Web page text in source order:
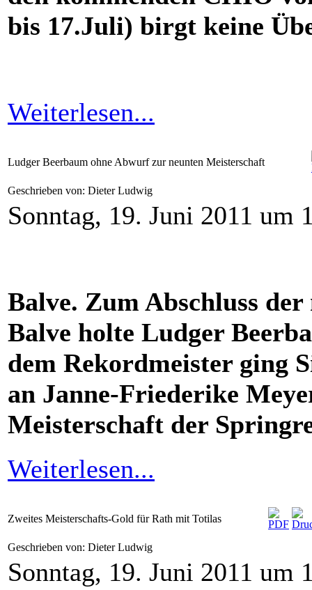
bis 17.Juli) birgt keine
Weiterlesen...
Ludger Beerbaum ohne Abwurf zur neunten Meisterschaft
Geschrieben von: Dieter Ludwig
Sonntag, 19. Juni 2011 um
Balve. Zum Abschluss
Balve holte Ludger
dem Rekordmeister ging
an Janne-Friederike
Meisterschaft der
Weiterlesen...
Zweites Meisterschafts-Gold für Rath mit Totilas
Geschrieben von: Dieter Ludwig
Sonntag, 19. Juni 2011 um